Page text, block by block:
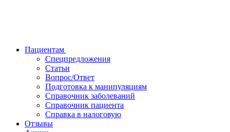
Пациентам
Спецпредложения
Статьи
Вопрос/Ответ
Подготовка к манипуляциям
Справочник заболеваний
Справочник пациента
Справка в налоговую
Отзывы